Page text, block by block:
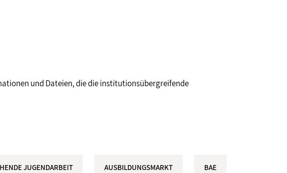
und Dateien, die die institutionsübergreifende
JUGENDARBEIT AUSBILDUNGSMARKT BAE